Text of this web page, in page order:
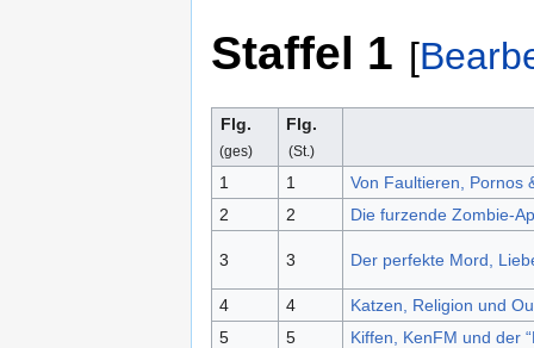
Staffel 1 [
Flg.
(ges)
Flg.
(St.)
1 1
Von Faultieren, Pornos
2
2 Die furzende Zombie-
3 3 Der perfekte Mord,
4 4
Katzen, Religion und
5
5
Kiffen, KenFM und der